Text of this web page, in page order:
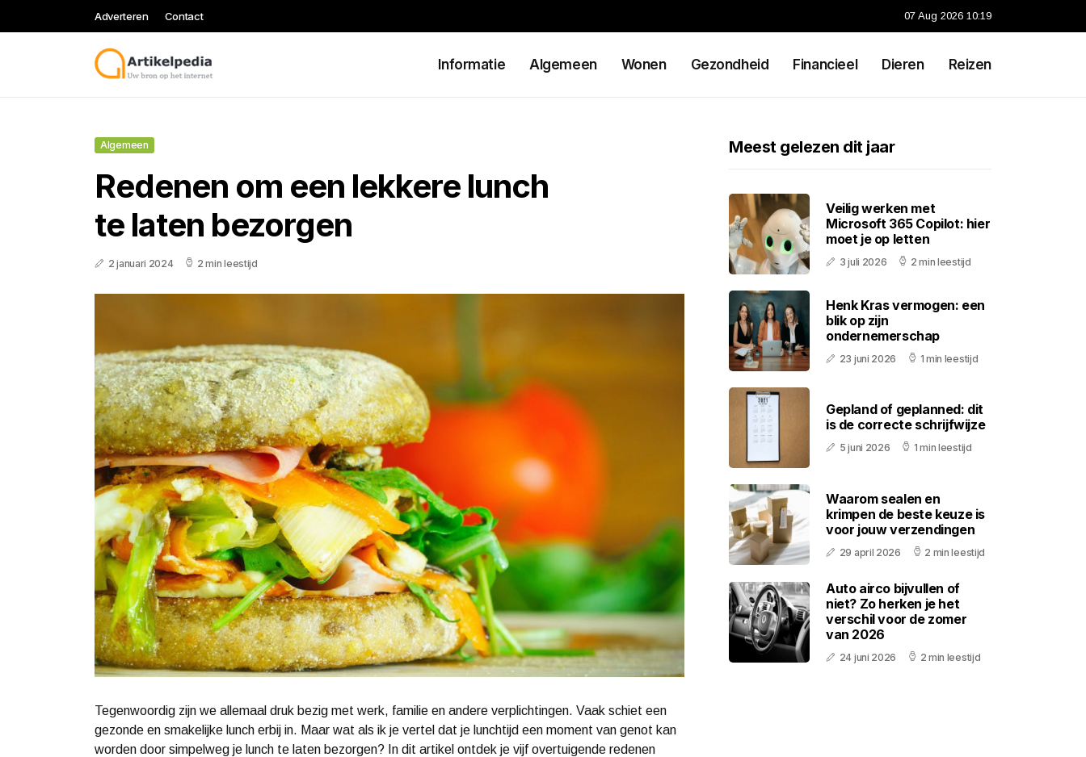
Adverteren Contact 07 Aug 2026 10:19
Informatie Algemeen Wonen Gezondheid Financieel Dieren Reizen
Algemeen
Redenen om een lekkere lunch
te laten bezorgen
2 januari 2024 2 min leestijd
Tegenwoordig zijn we allemaal druk bezig met werk, familie en andere verplichtingen. Vaak schiet een
gezonde en smakelijke lunch erbij in. Maar wat als ik je vertel dat je lunchtijd een moment van genot kan
worden door simpelweg je lunch te laten bezorgen? In dit artikel ontdek je vijf overtuigende redenen
Meest gelezen dit jaar
Veilig werken met
Microsoft 365 Copilot: hier
moet je op letten
3 juli 2026 2 min leestijd
Henk Kras vermogen: een
blik op zijn
ondernemerschap
23 juni 2026 1 min leestijd
Gepland of geplanned: dit
is de correcte schrijfwijze
5 juni 2026 1 min leestijd
Waarom sealen en
krimpen de beste keuze is
voor jouw verzendingen
29 april 2026 2 min leestijd
Auto airco bijvullen of
niet? Zo herken je het
verschil voor de zomer
van 2026
24 juni 2026 2 min leestijd